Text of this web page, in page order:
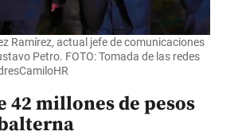
Ramírez, actual jefe de comunicaciones
Petro. FOTO: Tomada de las redes
42 millones de pesos